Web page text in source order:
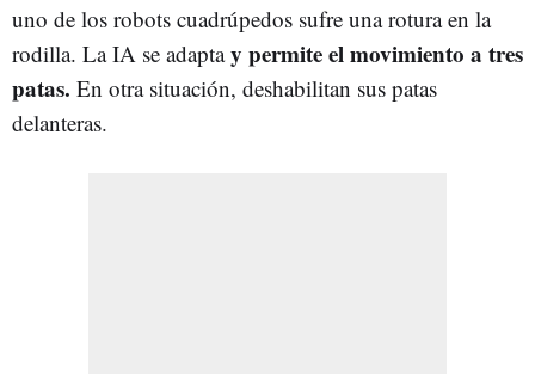
uno de los robots cuadrúpedos sufre una rotura en la
rodilla. La IA se adaptay permite el movimiento a tres
patas. En otra situación, deshabilitan sus patas
delanteras.